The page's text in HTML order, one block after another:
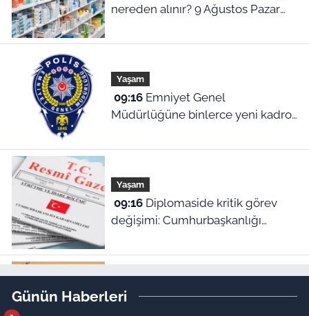
nereden alınır? 9 Ağustos Pazar
Yaşam
09:16Emniyet Genel
Müdürlüğüne binlerce yeni kadro!
Gazete’de
Yaşam
09:16Diplomaside kritik görev
değişimi: Cumhurbaşkanlığı
yapıldı!
Malatya Haberleri
Günün Haberleri